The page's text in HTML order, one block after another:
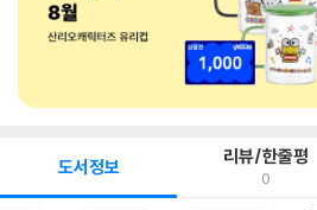
도서정보 리뷰/한줄평
0